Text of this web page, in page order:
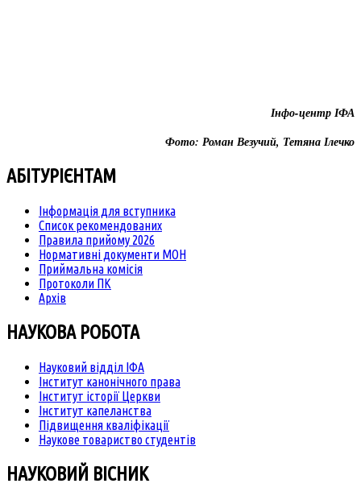
Інфо-центр ІФА
Фото: Роман Везучий, Тетяна Ілечко
АБІТУРІЄНТАМ
Інформація для вступника
Список рекомендованих
Правила прийому 2026
Нормативні документи МОН
Приймальна комісія
Протоколи ПК
Архів
НАУКОВА РОБОТА
Науковий відділ ІФА
Інститут канонічного права
Інститут історії Церкви
Інститут капеланства
Підвищення кваліфікації
Наукове товариство студентів
НАУКОВИЙ ВІСНИК